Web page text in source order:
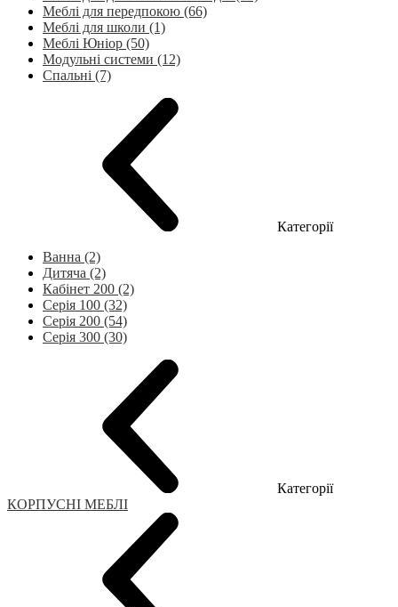
Меблі для передпокою (66)
Меблі для школи (1)
Меблі Юніор (50)
Модульні системи (12)
Спальні (7)
Категорії
Ванна (2)
Дитяча (2)
Кабінет 200 (2)
Серія 100 (32)
Серія 200 (54)
Серія 300 (30)
Категорії
КОРПУСНІ МЕБЛІ